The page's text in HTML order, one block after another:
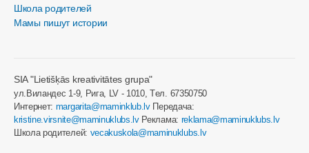
Школа родителей
Мамы пишут истории
SIA "Lietišķās kreativitātes grupa"
ул.Виландес 1-9, Рига, LV - 1010, Tел. 67350750
Интернет: margarita@maminklub.lvПередача:
kristine.virsnite@maminuklubs.lvРеклама: reklama@maminuklubs.lv
Школа родителей: vecakuskola@maminuklubs.lv